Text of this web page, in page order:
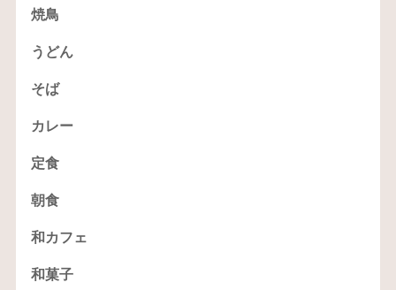
焼鳥
うどん
そば
カレー
定食
朝食
和カフェ
和菓子